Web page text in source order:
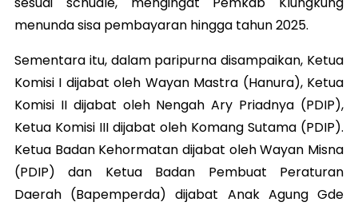
menunda sisa pembayaran hingga tahun 2025.
Sementara itu, dalam paripurna disampaikan, Ketua
Komisi I dijabat oleh Wayan Mastra (Hanura), Ketua
Komisi II dijabat oleh Nengah Ary Priadnya (PDIP),
Ketua Komisi III dijabat oleh Komang Sutama (PDIP).
Ketua Badan Kehormatan dijabat oleh Wayan Misna
(PDIP) dan Ketua Badan Pembuat Peraturan
Daerah (Bapemperda) dijabat Anak Agung Gde